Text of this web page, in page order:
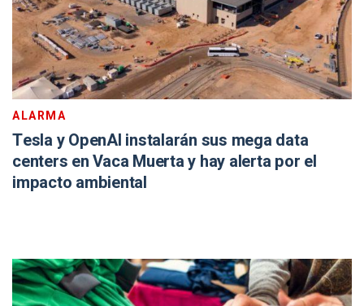
ALARMA
Tesla y OpenAI instalarán sus mega data
centers en Vaca Muerta y hay alerta por el
impacto ambiental